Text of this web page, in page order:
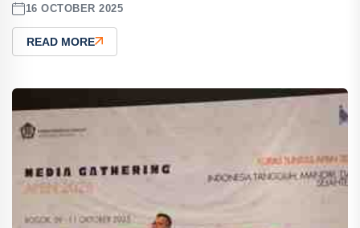
16 OCTOBER 2025
READ MORE